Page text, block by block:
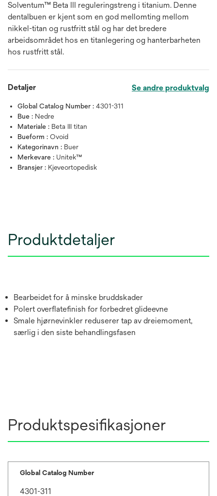
Solventum™ Beta III reguleringstreng i titanium. Denne
dentalbuen er kjent som en god mellomting mellom
nikkel-titan og rustfritt stål og har det bredere
arbeidsområdet hos en titanlegering og hanterbarheten
hos rustfritt stål.
Detaljer Se andre produktvalg
Global Catalog Number : 4301-311
Bue : Nedre
Materiale : Beta III titan
Bueform : Ovoid
Kategorinavn : Buer
Merkevare : Unitek™
Bransjer : Kjeveortopedisk
Produktdetaljer
Bearbeidet for å minske bruddskader
Polert overflatefinish for forbedret glideevne
Smale hjørnevinkler reduserer tap av dreiemoment,
særlig i den siste behandlingsfasen
Produktspesifikasjoner
Global Catalog Number
4301-311